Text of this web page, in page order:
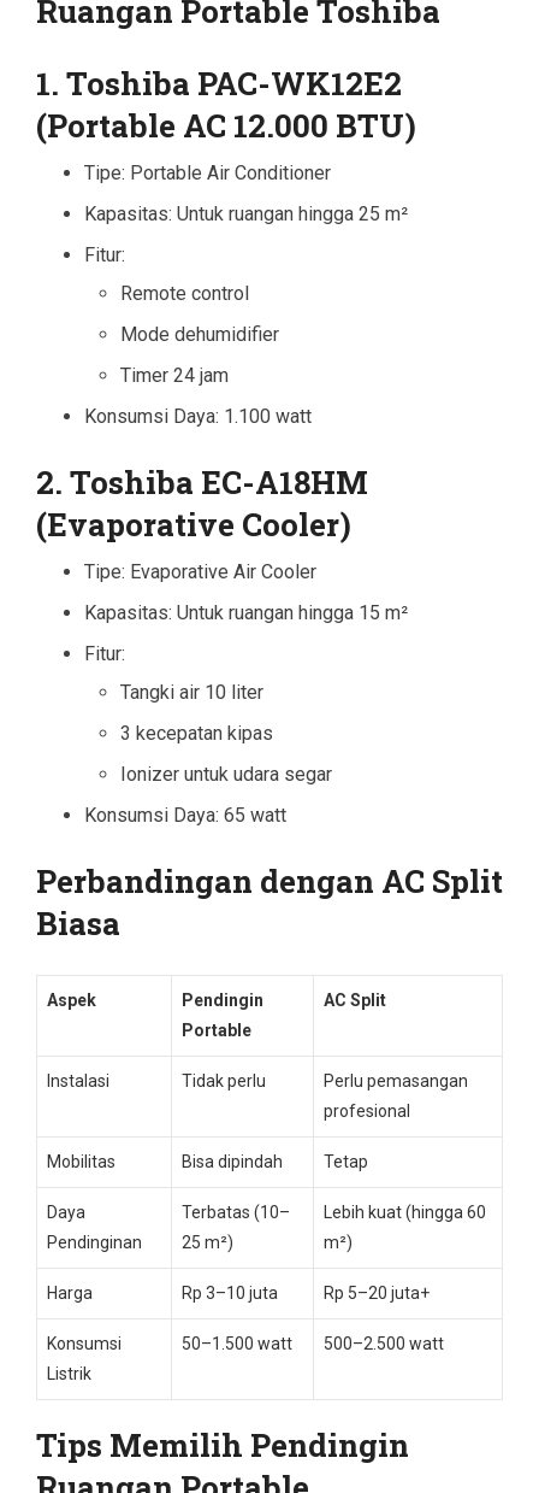
Ruangan Portable Toshiba
1. Toshiba PAC-WK12E2
(Portable AC 12.000 BTU)
Tipe: Portable Air Conditioner
Kapasitas: Untuk ruangan hingga 25 m²
Fitur:
Remote control
Mode dehumidifier
Timer 24 jam
Konsumsi Daya: 1.100 watt
2. Toshiba EC-A18HM
(Evaporative Cooler)
Tipe: Evaporative Air Cooler
Kapasitas: Untuk ruangan hingga 15 m²
Fitur:
Tangki air 10 liter
3 kecepatan kipas
Ionizer untuk udara segar
Konsumsi Daya: 65 watt
Perbandingan dengan AC Split
Biasa
Aspek
Pendingin
Portable
AC Split
Instalasi Tidak perlu
Perlu pemasangan
profesional
Mobilitas Bisa dipindah Tetap
Daya
Pendinginan
Terbatas (10–
25 m²)
Lebih kuat (hingga 60
m²)
Harga Rp 3–10 juta Rp 5–20 juta+
Konsumsi
Listrik
50–1.500 watt 500–2.500 watt
Tips Memilih Pendingin